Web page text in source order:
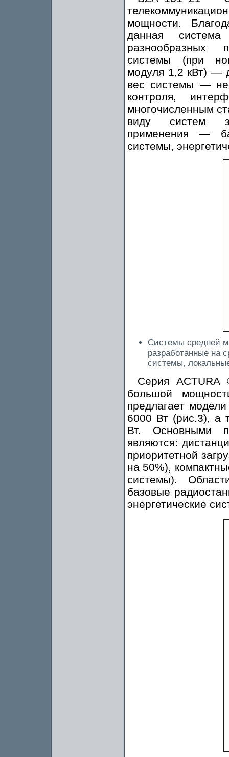
мощности.
данная
разнообразных
системы (при
модуля 1,2 кВт) —
вес системы — не
контроля,
многочисленным
виду систем
применения —
системы,
Системы средней
разработанные на
системы,
Серия
большой
предлагает
6000 Вт (рис.3), а
Вт. Основными
являются:
приоритетной
на 50%),
системы).
базовые
энергетические